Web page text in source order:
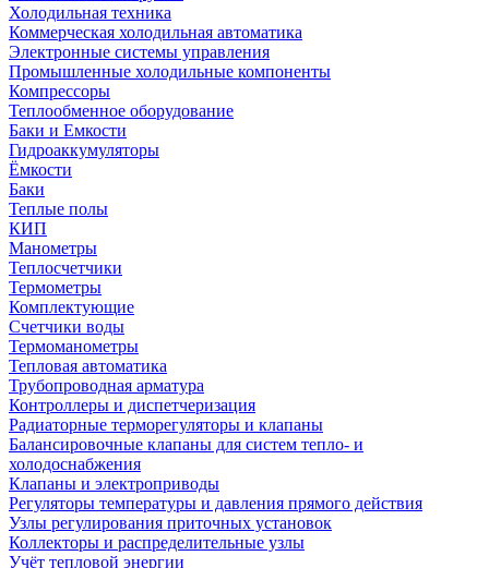
Холодильная техника
Коммерческая холодильная автоматика
Электронные системы управления
Промышленные холодильные компоненты
Компрессоры
Теплообменное оборудование
Баки и Емкости
Гидроаккумуляторы
Ёмкости
Баки
Теплые полы
КИП
Манометры
Теплосчетчики
Термометры
Комплектующие
Счетчики воды
Термоманометры
Тепловая автоматика
Трубопроводная арматура
Контроллеры и диспетчеризация
Радиаторные терморегуляторы и клапаны
Балансировочные клапаны для систем тепло- и
холодоснабжения
Клапаны и электроприводы
Регуляторы температуры и давления прямого действия
Узлы регулирования приточных установок
Коллекторы и распределительные узлы
Учёт тепловой энергии